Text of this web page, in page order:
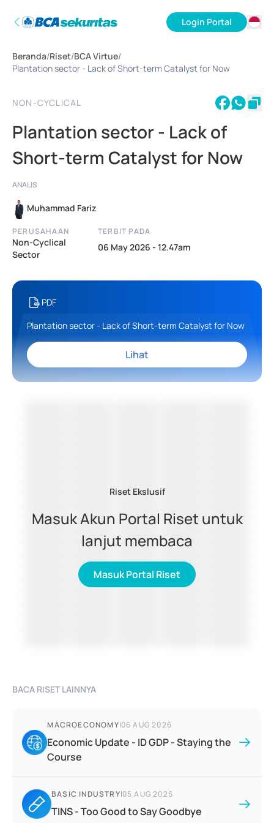
Login Portal
Beranda/Riset/BCA Virtue/
Plantation sector - Lack of Short-term Catalyst for Now
NON-CYCLICAL
Plantation sector - Lack of
Short-term Catalyst for Now
ANALIS
Muhammad Fariz
PERUSAHAAN
Non-Cyclical
Sector
TERBIT PADA
06 May 2026 - 12.47am
PDF
Plantation sector - Lack of Short-term Catalyst for Now
Lihat
Riset Ekslusif
Masuk Akun Portal Riset untuk
lanjut membaca
Masuk Portal Riset
BACA RISET LAINNYA
MACROECONOMY|06 AUG 2026
Economic Update - ID GDP - Staying the
Course
BASIC INDUSTRY|05 AUG 2026
TINS - Too Good to Say Goodbye